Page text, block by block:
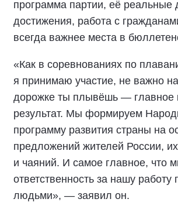
программа партии, её реальные
достижения, работа с
всегда важнее места в
«Как в соревнованиях по
я принимаю участие, не важно
дорожке ты плывёшь — главное
результат. Мы формируем
программу развития страны на
предложений жителей России,
и чаяний. И самое главное, что
ответственность за нашу работу
людьми», — заявил он.